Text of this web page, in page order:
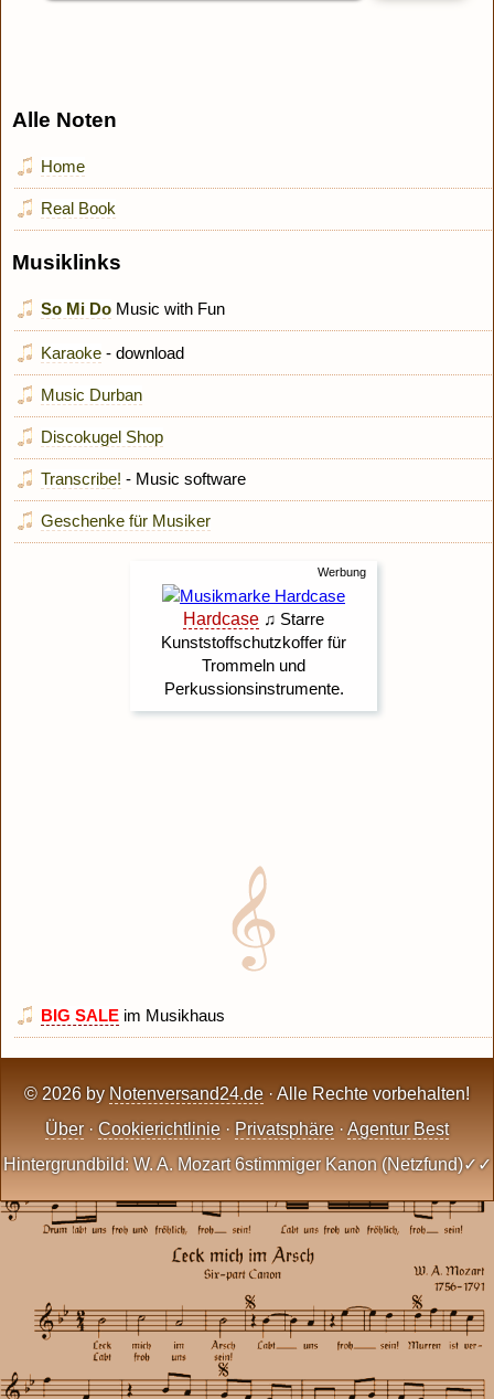
Alle Noten
Home
Real Book
Musiklinks
So Mi Do Music with Fun
Karaoke - download
Music Durban
Discokugel Shop
Transcribe! - Music software
Geschenke für Musiker
BIG SALE im Musikhaus
© 2026 by Notenversand24.de · Alle Rechte vorbehalten!
Über · Cookierichtlinie · Privatsphäre · Agentur Best
Hintergrundbild: W. A. Mozart 6stimmiger Kanon (Netzfund)✓✓